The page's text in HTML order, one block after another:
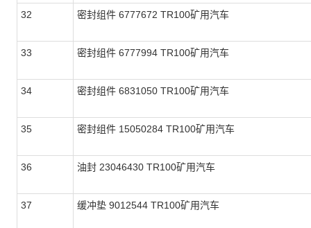
32 密封组件 6777672 TR100矿用汽车
33 密封组件 6777994 TR100矿用汽车
34 密封组件 6831050 TR100矿用汽车
35 密封组件 15050284 TR100矿用汽车
36 油封 23046430 TR100矿用汽车
37 缓冲垫 9012544 TR100矿用汽车